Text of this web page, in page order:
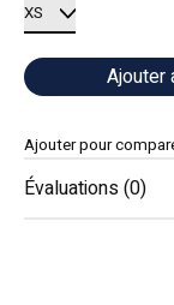
Ajouter
Ajouter pour
Évaluations (0)